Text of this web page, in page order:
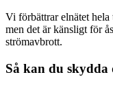
Vi förbättrar elnätet hela
men det är känsligt för
strömavbrott.
Så kan du skydda